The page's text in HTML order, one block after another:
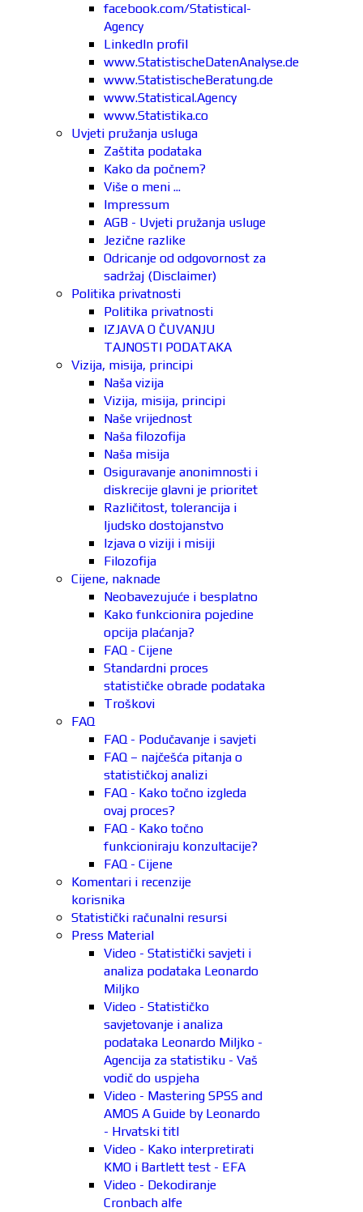
facebook.com/Statistical-
Agency
LinkedIn profil
www.StatistischeDatenAnalyse.de
www.StatistischeBeratung.de
www.Statistical.Agency
www.Statistika.co
Uvjeti pružanja usluga
Zaštita podataka
Kako da počnem?
Više o meni ...
Impressum
AGB - Uvjeti pružanja usluge
Jezične razlike
Odricanje od odgovornost za
sadržaj (Disclaimer)
Politika privatnosti
Politika privatnosti
IZJAVA O ČUVANJU
TAJNOSTI PODATAKA
Vizija, misija, principi
Naša vizija
Vizija, misija, principi
Naše vrijednost
Naša filozofija
Naša misija
Osiguravanje anonimnosti i
diskrecije glavni je prioritet
Različitost, tolerancija i
ljudsko dostojanstvo
Izjava o viziji i misiji
Filozofija
Cijene, naknade
Neobavezujuće i besplatno
Kako funkcionira pojedine
opcija plaćanja?
FAQ - Cijene
Standardni proces
statističke obrade podataka
Troškovi
FAQ
FAQ - Podučavanje i savjeti
FAQ – najčešća pitanja o
statističkoj analizi
FAQ - Kako točno izgleda
ovaj proces?
FAQ - Kako točno
funkcioniraju konzultacije?
FAQ - Cijene
Komentari i recenzije
korisnika
Statistički računalni resursi
Press Material
Video - Statistički savjeti i
analiza podataka Leonardo
Miljko
Video - Statističko
savjetovanje i analiza
podataka Leonardo Miljko -
Agencija za statistiku - Vaš
vodič do uspjeha
Video - Mastering SPSS and
AMOS A Guide by Leonardo
- Hrvatski titl
Video - Kako interpretirati
KMO i Bartlett test - EFA
Video - Dekodiranje
Cronbach alfe